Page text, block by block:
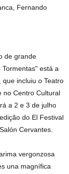
Fernando
de grande
está a
incluiu o Teatro
no Centro Cultural
a 2 e 3 de julho
do El Festival
Cervantes.
vergonzosa
una magnífica